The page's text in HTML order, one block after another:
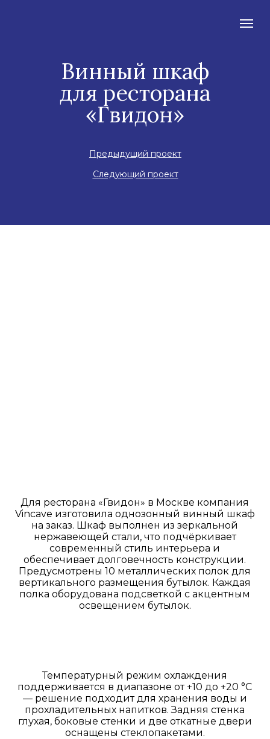
Винный шкаф
для ресторана
«Гвидон»
Предыдущий проект
Следующий проект
Для ресторана «Гвидон» в Москве компания
Vincave изготовила однозонный винный шкаф
на заказ. Шкаф выполнен из зеркальной
нержавеющей стали, что подчёркивает
современный стиль интерьера и
обеспечивает долговечность конструкции.
Предусмотрены 10 металлических полок для
вертикального размещения бутылок. Каждая
полка оборудована подсветкой с акцентным
освещением бутылок.
Температурный режим охлаждения
поддерживается в диапазоне от +10 до +20 °C
— решение подходит для хранения воды и
прохладительных напитков. Задняя стенка
глухая, боковые стенки и две откатные двери
оснащены стеклопакетами.